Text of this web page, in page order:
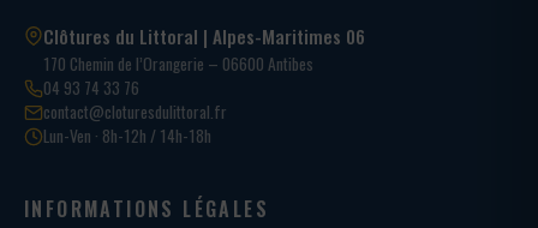
Clôtures du Littoral | Alpes-Maritimes 06
170 Chemin de l’Orangerie – 06600 Antibes
04 93 74 33 76
contact@cloturesdulittoral.fr
Lun-Ven · 8h-12h / 14h-18h
INFORMATIONS LÉGALES